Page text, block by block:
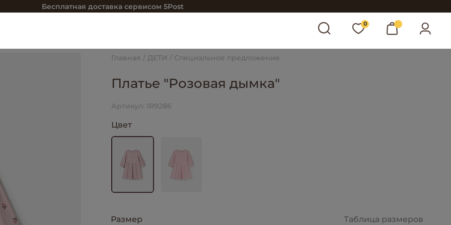
Бесплатная доставка сервисом 5Post
0
Главная ДЕТИ Специальное предложение
Платье "Розовая дымка"
Артикул: 1R9286
Цвет
Таблица размеров
Размер